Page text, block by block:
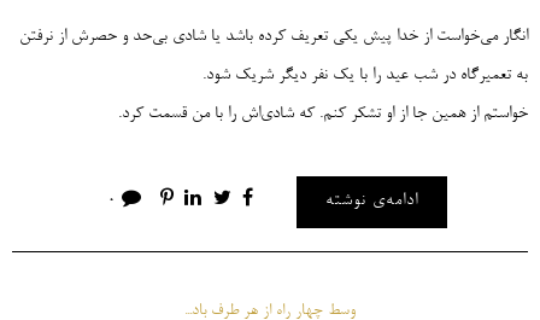
انگار می‌خواست از خدا پیش یکی تعریف کرده باشد یا شادی‌ بی‌حد و حصرش از نرفتن
به تعمیرگاه در شب عید را با یک نفر دیگر شریک شود.
خواستم از همین جا از او تشکر کنم. که شادی‌اش را با من قسمت کرد.
ادامه‌ی نوشته 0
وسط چهار راه از هر طرف باد...